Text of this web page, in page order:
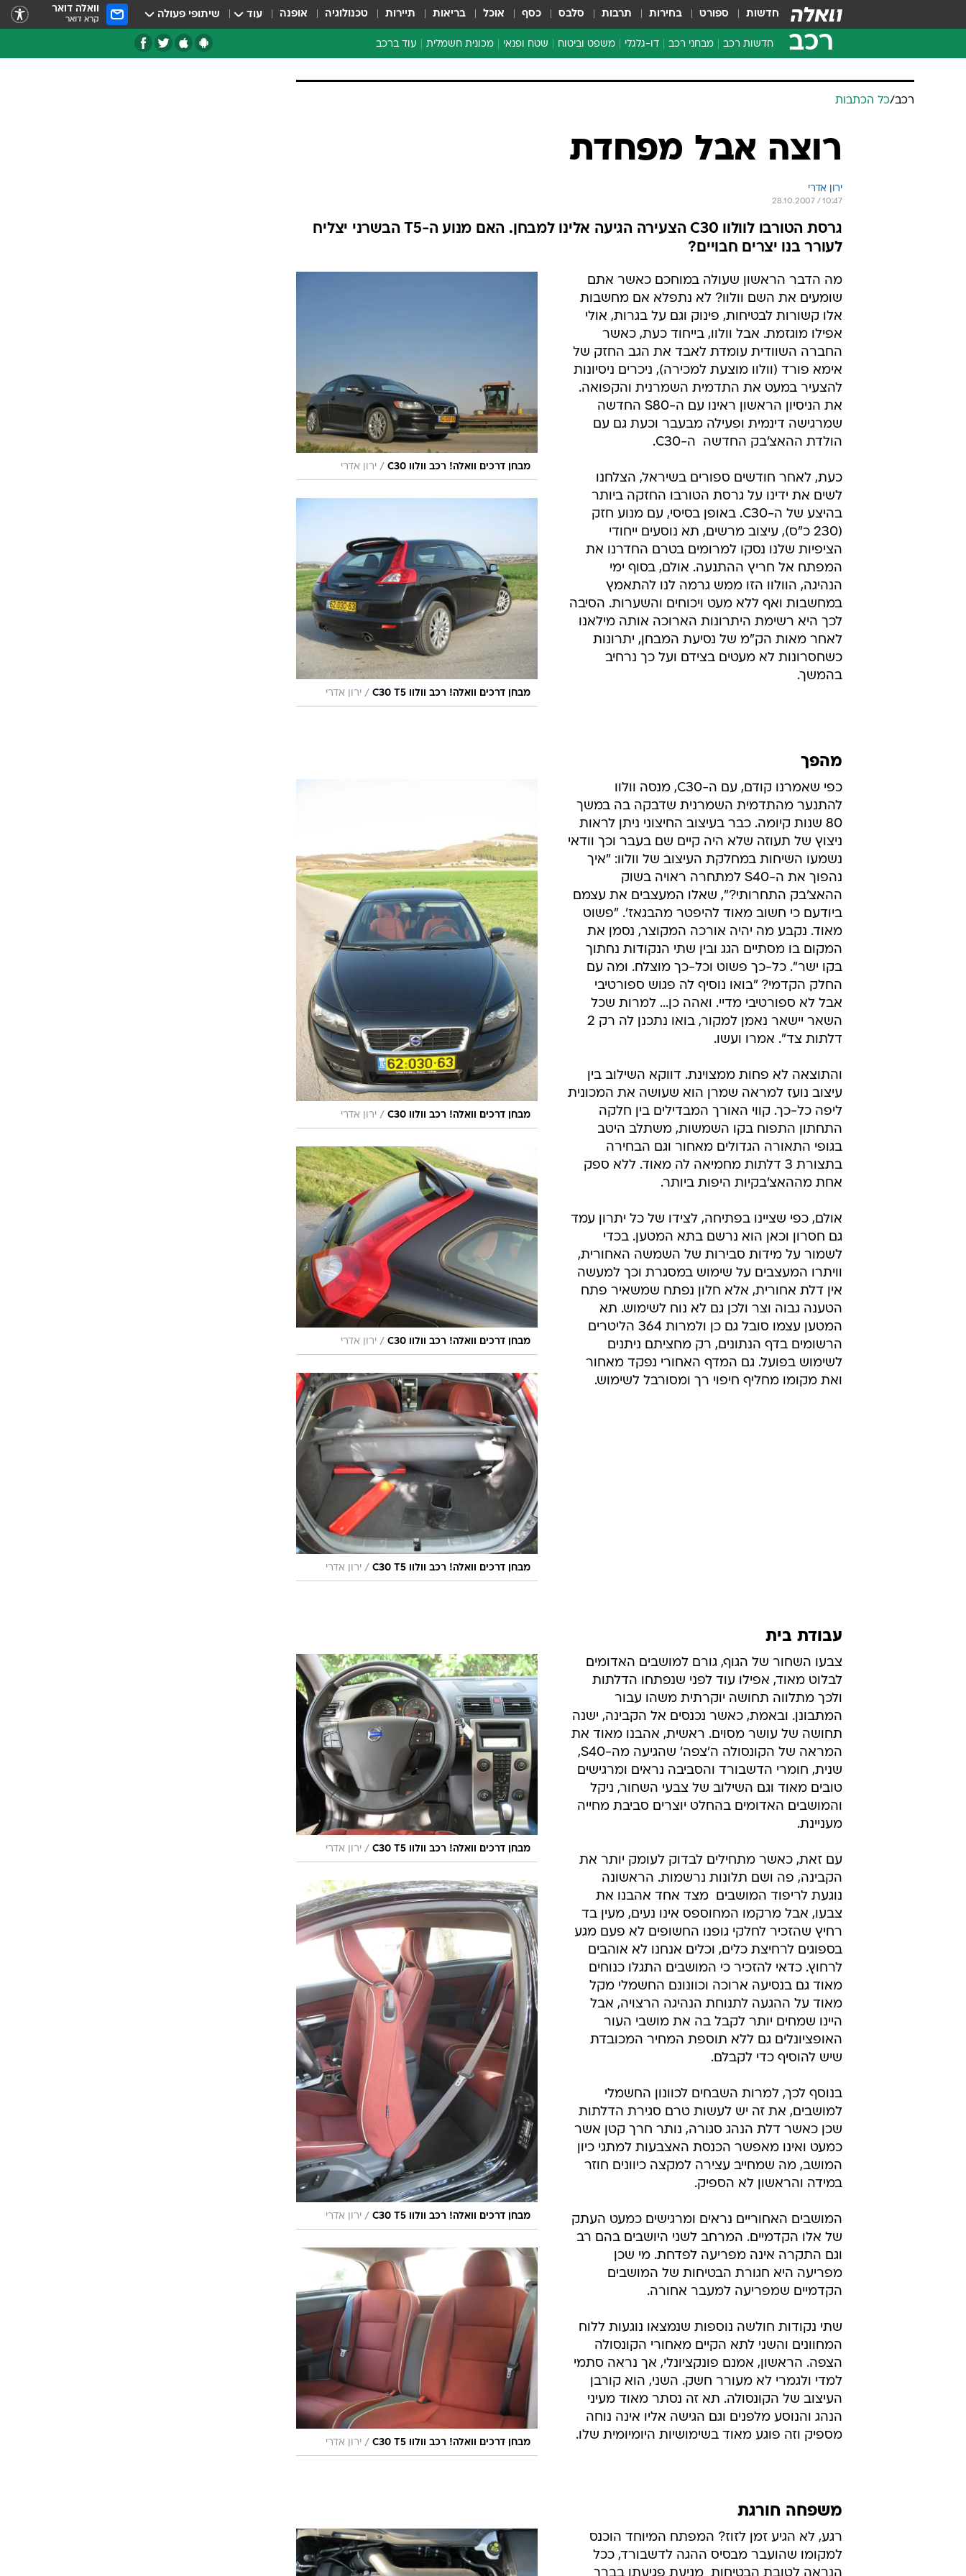
חדשות ספורט בחירות תרבות סלבס כסף אוכל בריאות תיירות טכנולוגיה אופנה עוד שיתופי פעולה וואלה דואר
קרא דואר
רכב חדשות רכב מבחני רכב דו-גלגלי משפט וביטוח שטח ופנאי מכונית חשמלית עוד ברכב
משומשות
כל הכתבות
ארכיון מדורים סוגרים שנה
פוטו רצח
טוטאלוס
כתבו לנו
רכב/כל הכתבות
רוצה אבל מפחדת
ירון אדרי
28.10.2007 / 10:47
גרסת הטורבו לוולוו C30 הצעירה הגיעה אלינו למבחן. האם מנוע ה-T5 הבשרני יצליח
לעורר בנו יצרים חבויים?
מבחן דרכים וואלה! רכב וולוו C30 / ירון אדרי
מבחן דרכים וואלה! רכב וולוו C30 T5 / ירון אדרי
מה הדבר הראשון שעולה במוחכם כאשר אתם
שומעים את השם וולוו? לא נתפלא אם מחשבות
אלו קשורות לבטיחות, פינוק וגם על בגרות, אולי
אפילו מוגזמת. אבל וולוו, בייחוד כעת, כאשר
החברה השוודית עומדת לאבד את הגב החזק של
אימא פורד (וולוו מוצעת למכירה), ניכרים ניסיונות
להצעיר במעט את התדמית השמרנית והקפואה.
את הניסיון הראשון ראינו עם ה-S80 החדשה
שמרגישה דינמית ופעילה מבעבר וכעת גם עם
הולדת ההאצ'בק החדשה  ה-C30.
כעת, לאחר חודשים ספורים בשיראל, הצלחנו
לשים את ידינו על גרסת הטורבו החזקה ביותר
בהיצע של ה-C30. באופן בסיסי, עם מנוע חזק
(230 כ"ס), עיצוב מרשים, תא נוסעים ייחודי
הציפיות שלנו נסקו למרומים בטרם החדרנו את
המפתח אל חריץ ההתנעה. אולם, בסוף ימי
הנהיגה, הוולוו הזו ממש גרמה לנו להתאמץ
במחשבות ואף ללא מעט ויכוחים והשערות. הסיבה
לכך היא רשימת היתרונות הארוכה אותה מילאנו
לאחר מאות הק"מ של נסיעת המבחן, יתרונות
כשחסרונות לא מעטים בצידם ועל כך נרחיב
בהמשך.
מהפך
מבחן דרכים וואלה! רכב וולוו C30 / ירון אדרי
מבחן דרכים וואלה! רכב וולוו C30 / ירון אדרי
מבחן דרכים וואלה! רכב וולוו C30 T5 / ירון אדרי
כפי שאמרנו קודם, עם ה-C30, מנסה וולוו
להתנער מהתדמית השמרנית שדבקה בה במשך
80 שנות קיומה. כבר בעיצוב החיצוני ניתן לראות
ניצוץ של תעוזה שלא היה קיים שם בעבר וכך וודאי
נשמעו השיחות במחלקת העיצוב של וולוו: "איך
נהפוך את ה-S40 למתחרה ראויה בשוק
ההאצ'בק התחרותי?", שאלו המעצבים את עצמם
ביודעם כי חשוב מאוד להיפטר מהבגאז'. "פשוט
מאוד. נקבע מה יהיה אורכה המקוצר, נסמן את
המקום בו מסתיים הגג ובין שתי הנקודות נחתוך
בקו ישר". כל-כך פשוט וכל-כך מוצלח. ומה עם
החלק הקדמי? "בואו נוסיף לה פגוש ספורטיבי
אבל לא ספורטיבי מדיי. ואהה כן... למרות שכל
השאר יישאר נאמן למקור, בואו נתכנן לה רק 2
דלתות צד". אמרו ועשו.
והתוצאה לא פחות ממצוינת. דווקא השילוב בין
עיצוב נועז למראה שמרן הוא שעושה את המכונית
ליפה כל-כך. קווי האורך המבדילים בין חלקה
התחתון התפוח בקו השמשות, משתלב היטב
בגופי התאורה הגדולים מאחור וגם הבחירה
בתצורת 3 דלתות מחמיאה לה מאוד. ללא ספק
אחת מההאצ'בקיות היפות ביותר.
אולם, כפי שציינו בפתיחה, לצידו של כל יתרון עמד
גם חסרון וכאן הוא נרשם בתא המטען. בכדי
לשמור על מידות סבירות של השמשה האחורית,
וויתרו המעצבים על שימוש במסגרת וכך למעשה
אין דלת אחורית, אלא חלון נפתח שמשאיר פתח
הטענה גבוה וצר ולכן גם לא נוח לשימוש. תא
המטען עצמו סובל גם כן ולמרות 364 הליטרים
הרשומים בדף הנתונים, רק מחציתם ניתנים
לשימוש בפועל. גם המדף האחורי נפקד מאחור
ואת מקומו מחליף חיפוי רך ומסורבל לשימוש.
עבודת בית
מבחן דרכים וואלה! רכב וולוו C30 T5 / ירון אדרי
מבחן דרכים וואלה! רכב וולוו C30 T5 / ירון אדרי
מבחן דרכים וואלה! רכב וולוו C30 T5 / ירון אדרי
צבעו השחור של הגוף, גורם למושבים האדומים
לבלוט מאוד, אפילו עוד לפני שנפתחו הדלתות
ולכך מתלווה תחושה יוקרתית משהו עבור
המתבונן. ובאמת, כאשר נכנסים אל הקבינה, ישנה
תחושה של עושר מסוים. ראשית, אהבנו מאוד את
המראה של הקונסולה ה'צפה' שהגיעה מה-S40,
שנית, חומרי הדשבורד והסביבה נראים ומרגישים
טובים מאוד וגם השילוב של צבעי השחור, ניקל
והמושבים האדומים בהחלט יוצרים סביבת מחייה
מעניינת.
עם זאת, כאשר מתחילים לבדוק לעומק יותר את
הקבינה, פה ושם תלונות נרשמות. הראשונה
נוגעת לריפוד המושבים  מצד אחד אהבנו את
צבעו, אבל מרקמו המחוספס אינו נעים, מעין בד
רחיץ שהזכיר לחלקי גופנו החשופים לא פעם מגע
בספוגים לרחיצת כלים, וכלים אנחנו לא אוהבים
לרחוץ. כדאי להזכיר כי המושבים התגלו כנוחים
מאוד גם בנסיעה ארוכה וכוונונם החשמלי מקל
מאוד על ההגעה לתנוחת הנהיגה הרצויה, אבל
היינו שמחים יותר לקבל בה את מושבי העור
האופציונלים גם ללא תוספת המחיר המכובדת
שיש להוסיף כדי לקבלם.
בנוסף לכך, למרות השבחים לכוונון החשמלי
למושבים, את זה יש לעשות טרם סגירת הדלתות
שכן כאשר דלת הנהג סגורה, נותר חרך קטן אשר
כמעט ואינו מאפשר הכנסת האצבעות למתגי כיון
המושב, מה שמחייב עצירה למקצה כיוונים חוזר
במידה והראשון לא הספיק.
המושבים האחוריים נראים ומרגישים כמעט העתק
של אלו הקדמיים. המרחב לשני היושבים בהם רב
וגם התקרה אינה מפריעה לפדחת. מי שכן
מפריעה היא חגורת הבטיחות של המושבים
הקדמיים שמפריעה למעבר אחורה.
שתי נקודות חולשה נוספות שנמצאו נוגעות ללוח
המחוונים והשני לתא הקיים מאחורי הקונסולה
הצפה. הראשון, אמנם פונקציונלי, אך נראה סתמי
למדי ולגמרי לא מעורר חשק. השני, הוא קורבן
העיצוב של הקונסולה. תא זה נסתר מאוד מעיני
הנהג והנוסע מלפנים וגם הגישה אליו אינה נוחה
מספיק וזה פוגע מאוד בשימושיות היומיומית שלו.
משפחה חורגת
רגע, לא הגיע זמן לזוז? המפתח המיוחד הוכנס
למקומו שהועבר מבסיס ההגה לדשבורד, ככל